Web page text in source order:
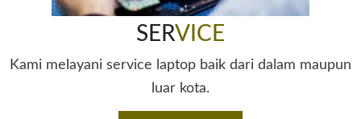
SERVICE
Kami melayani service laptop baik dari dalam maupun
luar kota.